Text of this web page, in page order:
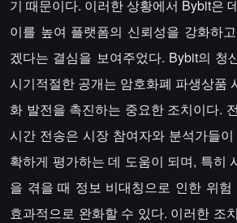
기 때문이다. 이러한 상황에서 Bybit은
이를 높여 플랫폼의 신뢰성을 강화하
겠다는 결심을 보여주었다. Bybit의 청
시기적절한 공개는 암호화폐 파생상품
화 발전을 촉진하는 중요한 조치이다.
시간 전송은 시장 참여자와 분석가들
확하게 평가하는 데 도움이 되며, 특히
을 겪을 때 정보 비대칭으로 인한 위
효과적으로 완화할 수 있다. 이러한 조